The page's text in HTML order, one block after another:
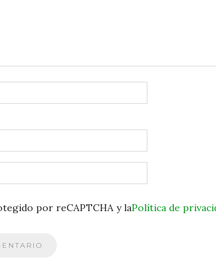
por reCAPTCHA y laPolítica de